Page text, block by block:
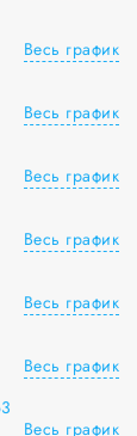
Весь график
Весь график
Весь график
Весь график
Весь график
Весь график
Весь график